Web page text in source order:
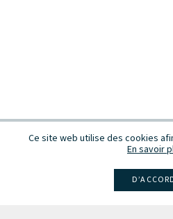
Ce site web utilise des cookies
En savoir